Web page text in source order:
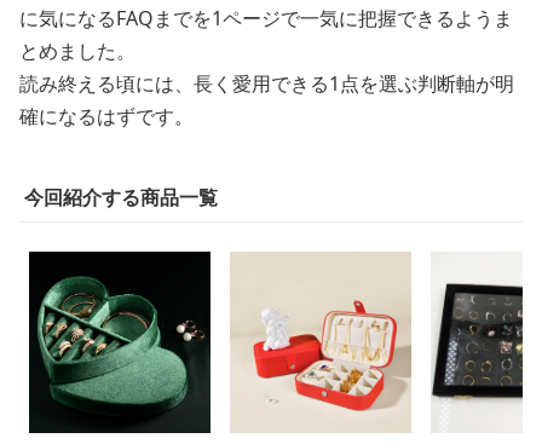
に気になるFAQまでを1ページで一気に把握できるようま
とめました。
読み終える頃には、長く愛用できる1点を選ぶ判断軸が明
確になるはずです。
今回紹介する商品一覧